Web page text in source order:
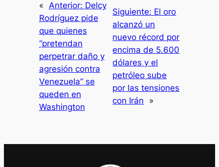
« Anterior: Delcy
Rodríguez pide
que quienes
“pretendan
perpetrar daño y
agresión contra
Venezuela” se
queden en
Washington
Siguiente: El oro
alcanzó un
nuevo récord por
encima de 5.600
dólares y el
petróleo sube
por las tensiones
con Irán
»